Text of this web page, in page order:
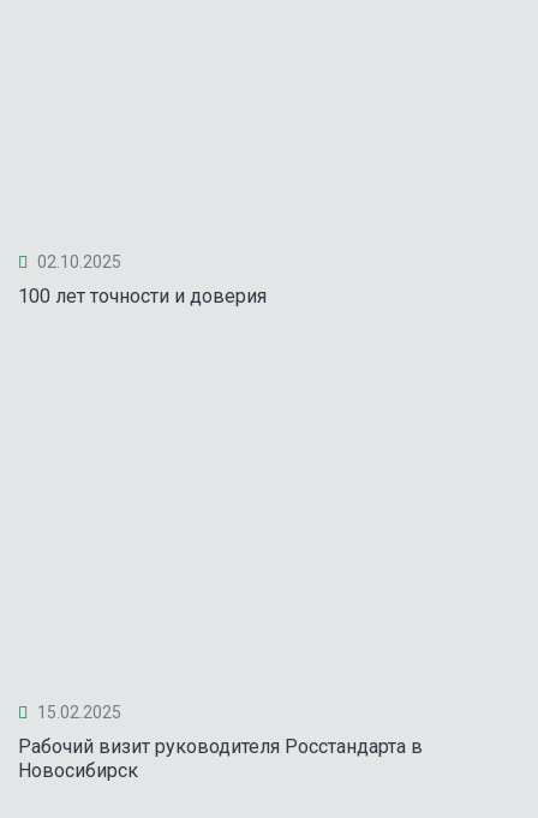
02.10.2025
100 лет точности и доверия
15.02.2025
Рабочий визит руководителя Росстандарта в
Новосибирск